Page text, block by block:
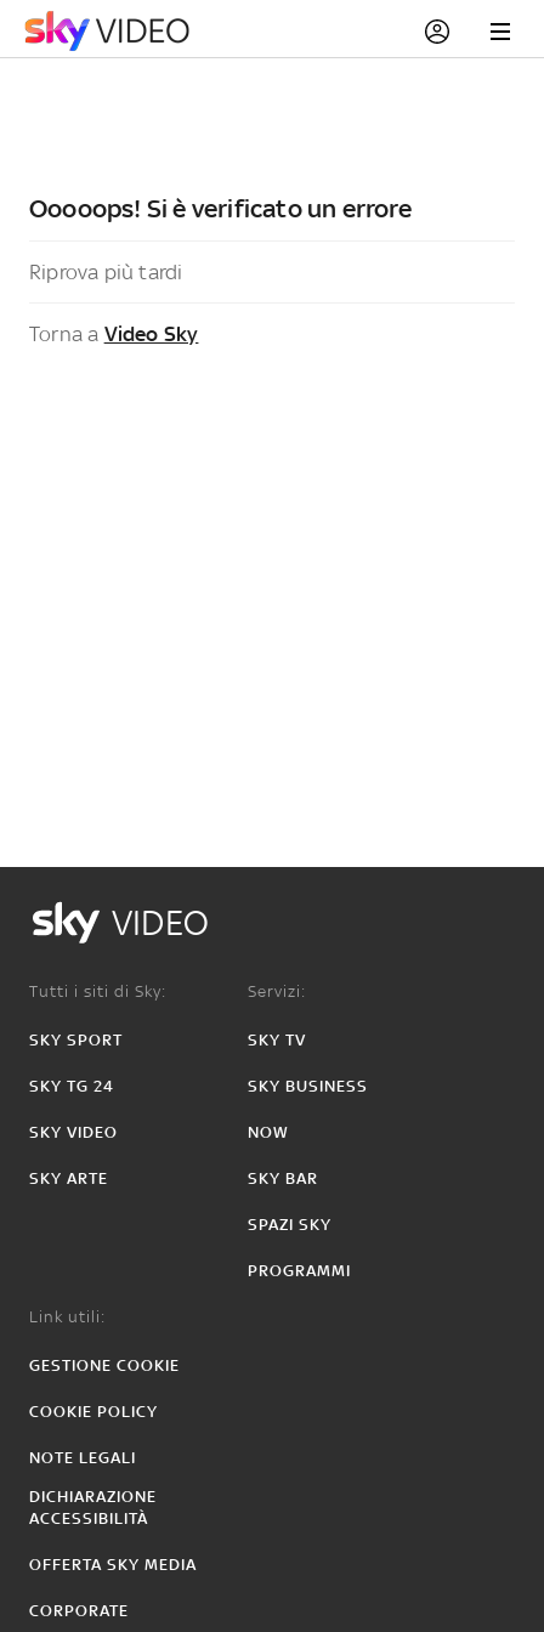
Ooooops! Si è verificato un errore
Riprova più tardi
Torna a Video Sky
VIDEO
Tutti i siti di Sky:
SKY SPORT
SKY TG 24
SKY VIDEO
SKY ARTE
Servizi:
SKY TV
SKY BUSINESS
NOW
SKY BAR
SPAZI SKY
PROGRAMMI
Link utili:
GESTIONE COOKIE
COOKIE POLICY
NOTE LEGALI
DICHIARAZIONE
ACCESSIBILITÀ
OFFERTA SKY MEDIA
CORPORATE